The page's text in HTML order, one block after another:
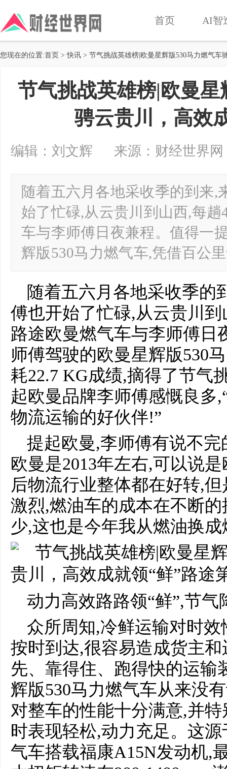
首页 AI智
您现在的位置:首页 >快讯 > 节气挑战英雄榜|欧曼星辉版530马力燃气车
节气挑战英雄榜|欧曼
骋云贵川，高效
编辑：刘文辉 来源：财经世界网
随着五六月各地采收季的到来,
始了忙碌,从云贵川到山西,每
车与李师傅日夜兼程。值得一
辉版530马力燃气车,凭借百公
随着五六月各地采收季的
傅也开始了忙碌,从云贵川
路途欧曼燃气车与李师傅日
师傅驾驶的欧曼星辉版530
耗22.7 KG成绩,摘得了节气
起欧曼品牌李师傅感慨良多
物流运输的好伙伴!”
提起欧曼,李师傅有说不
欧曼是2013年左右,可以说
后物流行业整体都在好转,
激烈,燃油车的成本在不断
少,这也是今年我从燃油换
动力高效路路领“鲜”,节气
众所周知,冷鲜运输对时
按时到达,很容易造成货主
先、靠得住、跑得快的运输
辉版530马力燃气车从来没
对整车的性能十分满意,并
时表现轻松,动力充足。这
气车搭载福康A15N发动机,